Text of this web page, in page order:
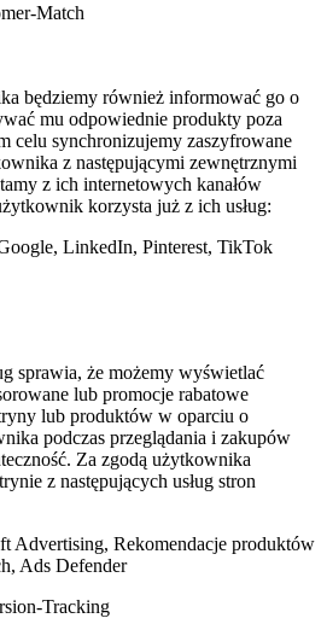
Match
będziemy również informować go o
mu odpowiednie produkty poza
celu synchronizujemy zaszyfrowane
z następującymi zewnętrznymi
z ich internetowych kanałów
korzysta już z ich usług:
LinkedIn, Pinterest, TikTok
sprawia, że możemy wyświetlać
lub promocje rabatowe
lub produktów w oparciu o
podczas przeglądania i zakupów
Za zgodą użytkownika
z następujących usług stron
Advertising, Rekomendacje produktów
Ads Defender
Tracking